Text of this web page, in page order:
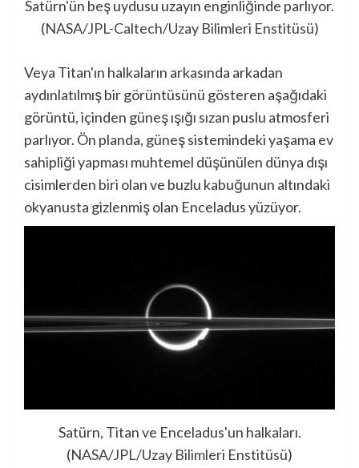
Satürn'ün beş uydusu uzayın enginliğinde parlıyor.
(NASA/JPL-Caltech/Uzay Bilimleri Enstitüsü)
Veya Titan'ın halkaların arkasında arkadan
aydınlatılmış bir görüntüsünü gösteren aşağıdaki
görüntü, içinden güneş ışığı sızan puslu atmosferi
parlıyor. Ön planda, güneş sistemindeki yaşama ev
sahipliği yapması muhtemel düşünülen dünya dışı
cisimlerden biri olan ve buzlu kabuğunun altındaki
okyanusta gizlenmiş olan Enceladus yüzüyor.
Satürn, Titan ve Enceladus'un halkaları.
(NASA/JPL/Uzay Bilimleri Enstitüsü)